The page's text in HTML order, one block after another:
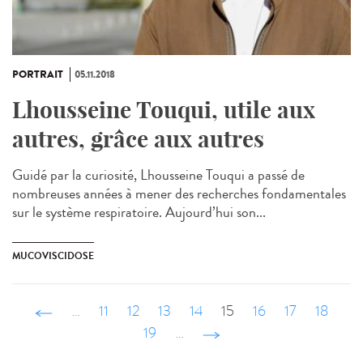
PORTRAIT 05.11.2018
Lhousseine Touqui, utile aux
autres, grâce aux autres
Guidé par la curiosité, Lhousseine Touqui a passé de
nombreuses années à mener des recherches fondamentales
sur le système respiratoire. Aujourd’hui son...
MUCOVISCIDOSE
‹ précédent
… 11 12 13 14 15 16 17
18
19
… suivant ›